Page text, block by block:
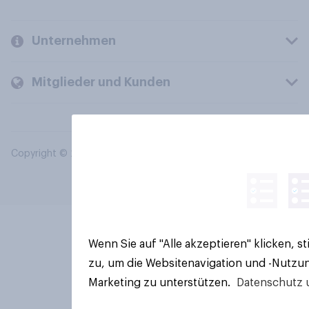
Unternehmen
Mitglieder und Kunden
Copyright © 2026 YouGov PLC. Alle Rechte vorbehalten.
Wenn Sie auf "Alle akzeptieren" klicken,
zu, um die Websitenavigation und -
Marketing zu unterstützen.
Datenschutz